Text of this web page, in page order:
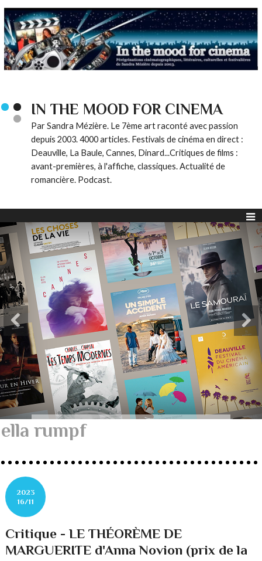
IN THE MOOD FOR CINEMA
Par Sandra Mézière. Le 7ème art raconté avec passion
depuis 2003. 4000 articles. Festivals de cinéma en direct :
Deauville, La Baule, Cannes, Dinard...Critiques de films :
avant-premières, à l'affiche, classiques. Actualité de
romancière. Podcast.
ella rumpf
2023
16/11
Critique - LE THÉORÈME DE
MARGUERITE d'Anna Novion (prix de la